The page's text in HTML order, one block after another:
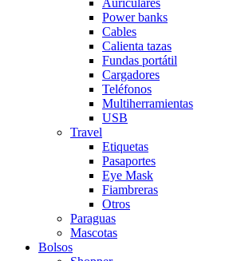
Power banks
Cables
Calienta tazas
Fundas portátil
Cargadores
Teléfonos
Multiherramientas
USB
Travel
Etiquetas
Pasaportes
Eye Mask
Fiambreras
Otros
Paraguas
Mascotas
Bolsos